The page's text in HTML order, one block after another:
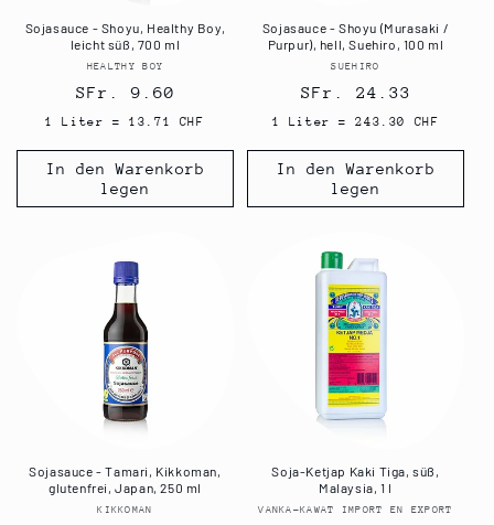
Sojasauce - Shoyu, Healthy Boy,
leicht süß, 700 ml
Anbieter:
HEALTHY BOY
Normaler
Preis
SFr. 9.60
1 Liter = 13.71 CHF
In den Warenkorb
legen
Sojasauce - Shoyu (Murasaki /
Purpur), hell, Suehiro, 100 ml
Anbieter:
SUEHIRO
Normaler
Preis
SFr. 24.33
1 Liter = 243.30 CHF
In den Warenkorb
legen
Sojasauce - Tamari, Kikkoman,
glutenfrei, Japan, 250 ml
Anbieter:
KIKKOMAN
Soja-Ketjap Kaki Tiga, süß,
Malaysia, 1 l
Anbieter:
VANKA-KAWAT IMPORT EN EXPORT